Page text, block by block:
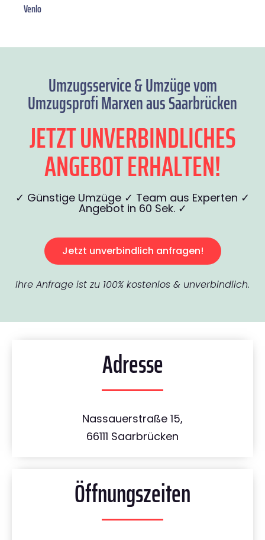
Venlo
Umzugsservice & Umzüge vom
Umzugsprofi Marxen aus Saarbrücken
JETZT UNVERBINDLICHES
ANGEBOT ERHALTEN!
✓ Günstige Umzüge ✓ Team aus Experten ✓
Angebot in 60 Sek. ✓
Jetzt unverbindlich anfragen!
Ihre Anfrage ist zu 100% kostenlos & unverbindlich.
Adresse
Nassauerstraße 15,
66111 Saarbrücken
Öffnungszeiten